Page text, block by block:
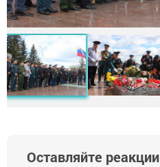
Оставляйте реакции